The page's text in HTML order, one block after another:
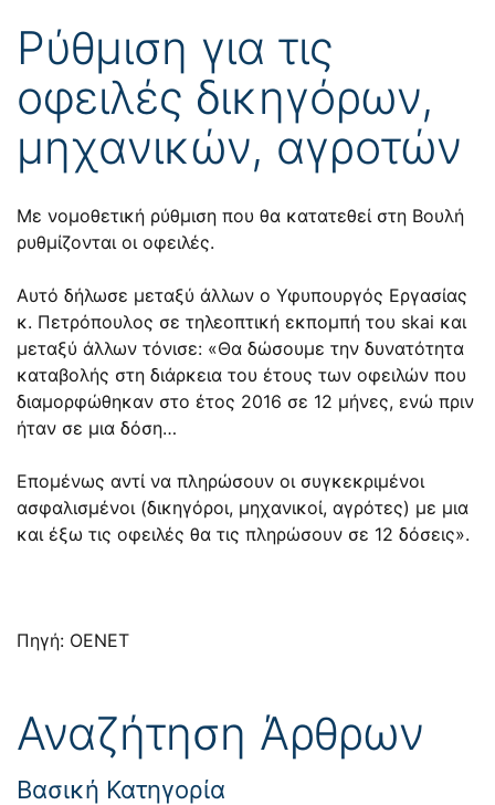
Ρύθμιση για τις
οφειλές δικηγόρων,
μηχανικών, αγροτών
Με νομοθετική ρύθμιση που θα κατατεθεί στη Βουλή
ρυθμίζονται οι οφειλές.
Αυτό δήλωσε μεταξύ άλλων ο Υφυπουργός Εργασίας
κ. Πετρόπουλος σε τηλεοπτική εκπομπή του skai και
μεταξύ άλλων τόνισε: «Θα δώσουμε την δυνατότητα
καταβολής στη διάρκεια του έτους των οφειλών που
διαμορφώθηκαν στο έτος 2016 σε 12 μήνες, ενώ πριν
ήταν σε μια δόση…
Επομένως αντί να πληρώσουν οι συγκεκριμένοι
ασφαλισμένοι (δικηγόροι, μηχανικοί, αγρότες) με μια
και έξω τις οφειλές θα τις πληρώσουν σε 12 δόσεις».
Πηγή: ΟΕΝΕΤ
Αναζήτηση Άρθρων
Βασική Κατηγορία